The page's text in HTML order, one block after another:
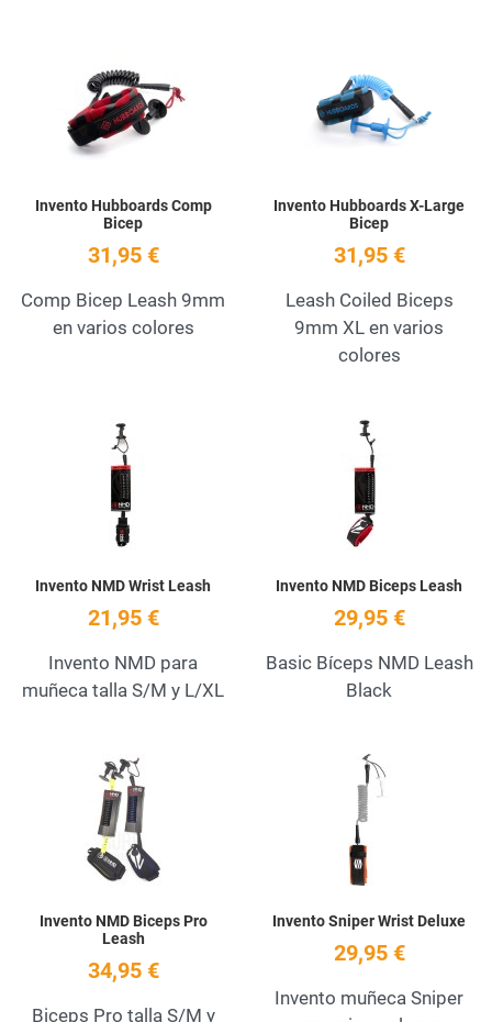
Quick View
Invento Hubboards Comp
Bicep
31,95 €
Comp Bicep Leash 9mm
en varios colores
Invento Hubboards X-Large
Bicep
31,95 €
Leash Coiled Biceps
9mm XL en varios
colores
Add to Wishlist
Invento NMD Wrist Leash
21,95 €
Invento NMD para
muñeca talla S/M y L/XL
Invento NMD Biceps Leash
29,95 €
Basic Bíceps NMD Leash
Black
Invento NMD Biceps Pro
Leash
34,95 €
Biceps Pro talla S/M y
Invento Sniper Wrist Deluxe
29,95 €
Invento muñeca Sniper